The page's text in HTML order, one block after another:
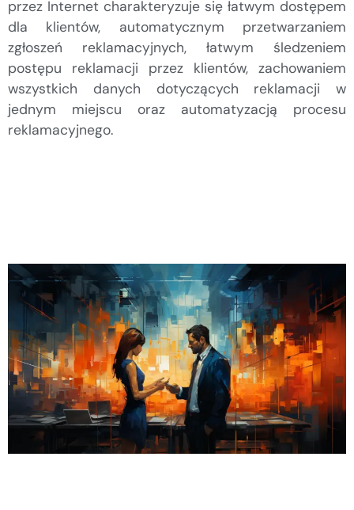
przez Internet charakteryzuje się łatwym dostępem
dla klientów, automatycznym przetwarzaniem
zgłoszeń reklamacyjnych, łatwym śledzeniem
postępu reklamacji przez klientów, zachowaniem
wszystkich danych dotyczących reklamacji w
jednym miejscu oraz automatyzacją procesu
reklamacyjnego.